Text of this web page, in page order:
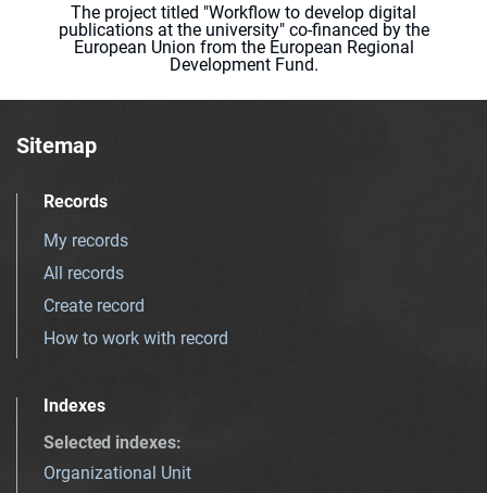
The project titled "Workflow to develop digital
publications at the university" co-financed by the
European Union from the European Regional
Development Fund.
Sitemap
Records
My records
All records
Create record
How to work with record
Indexes
Selected indexes:
Organizational Unit